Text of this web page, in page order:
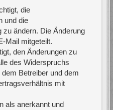
die
und die
zu ändern. Die Änderung
Mail mitgeteilt.
den Änderungen zu
des Widerspruchs
Betreiber und dem
mit
als anerkannt und